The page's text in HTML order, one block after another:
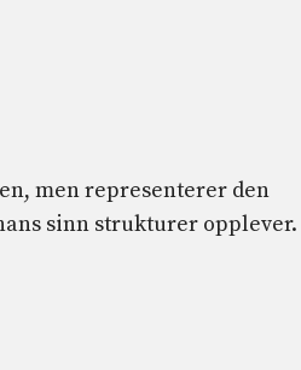
men representerer den
sinn strukturer opplever.